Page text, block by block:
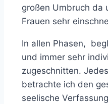
großen Umbruch da
Frauen sehr
In allen Phasen,
und immer sehr
zugeschnitten.
betrachte ich den
seelische